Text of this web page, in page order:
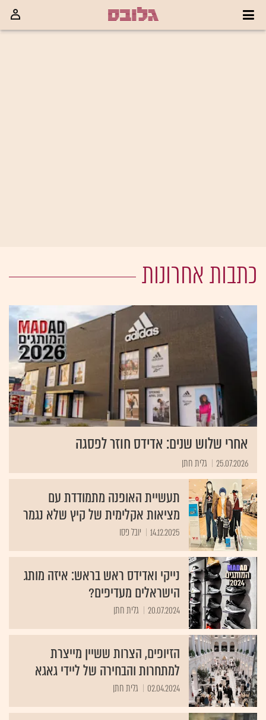
כתבות אחרונות
אחרי שלוש שנים: אדידס חוזר לפסגה
25.07.2026 גלית חתן
תעשיית האופנה מתמודדת עם
מציאות אקלימית של קיץ שלא נגמר
14.12.2025 יובל פסו
נייקי ואדידס ראש בראש: איזה מותג
הישראלים מעדיפים?
20.07.2024 גלית חתן
הזיופים, הצרות ששיין מייצרת
למתחרות והבחירה של ליידי גאגא
02.04.2024 גלית חתן